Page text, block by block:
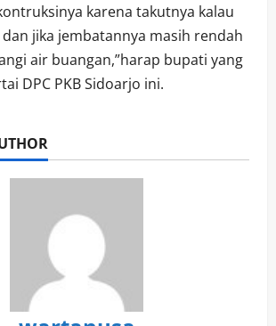
karena takutnya kalau
jika jembatannya masih rendah
air buangan,”harap bupati yang
DPC PKB Sidoarjo ini.